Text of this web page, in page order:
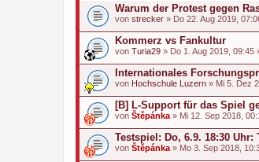
Warum der Protest gegen
von strecker » Do 22. Aug 2019,
Kommerz vs Fankultur
von Turia29 » Do 1. Aug 2019, 09:45
Internationales
von Hochschule Luzern » Mi 5. Dez
[B] L-Support für das Spiel
von Štěpánka » Mi 12. Sep 2018,
Testspiel: Do, 6.9. 18:30
von Štěpánka » Mo 3. Sep 2018,